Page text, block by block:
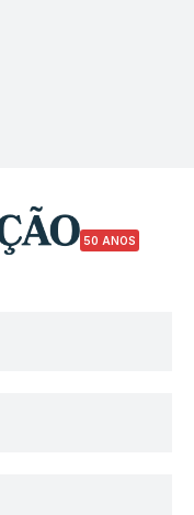
50 ANOS